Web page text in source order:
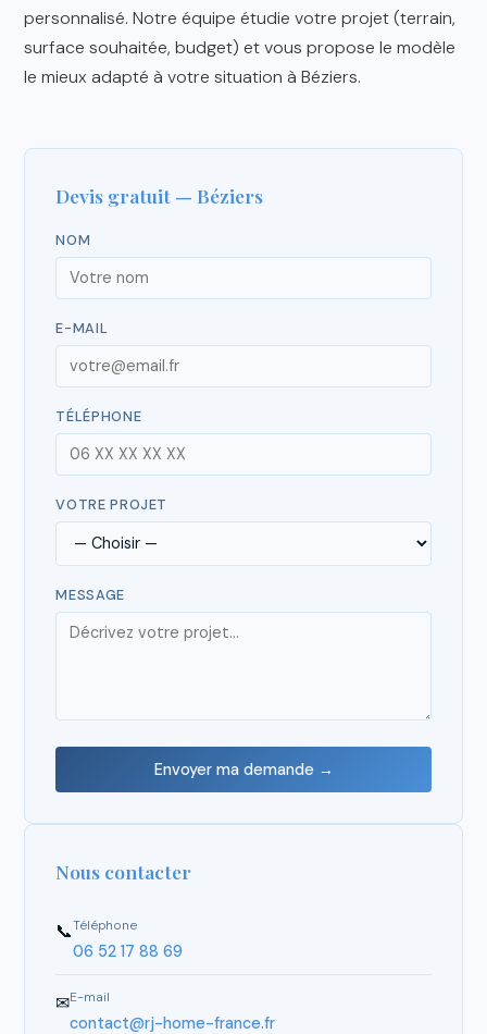
personnalisé. Notre équipe étudie votre projet (terrain,
surface souhaitée, budget) et vous propose le modèle
le mieux adapté à votre situation à Béziers.
Devis gratuit — Béziers
NOM
E-MAIL
TÉLÉPHONE
VOTRE PROJET
MESSAGE
Envoyer ma demande →
Nous contacter
📞Téléphone
06 52 17 88 69
✉E-mail
contact@rj-home-france.fr